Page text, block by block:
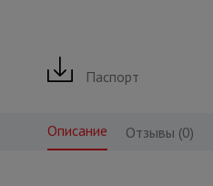
Паспорт
Описание Отзывы (0)